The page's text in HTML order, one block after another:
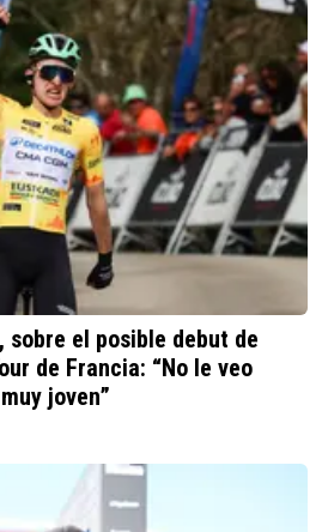
sobre el posible debut de
de Francia: “No le veo
joven”